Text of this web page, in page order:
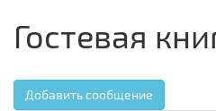
Гостевая
Добавить сообщение